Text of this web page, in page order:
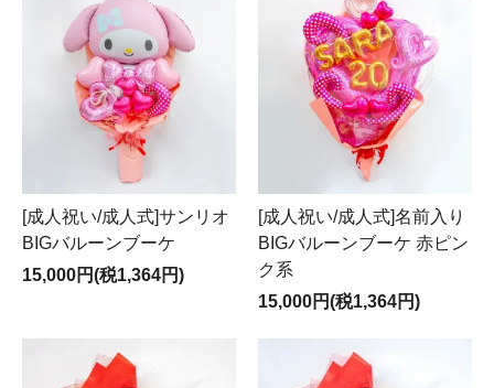
[成人祝い/成人式]サンリオ
BIGバルーンブーケ
15,000円(税1,364円)
[成人祝い/成人式]名前入り
BIGバルーンブーケ 赤ピン
ク系
15,000円(税1,364円)